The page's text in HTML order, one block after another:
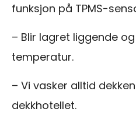
funksjon på TPMS-
– Blir lagret liggende
temperatur.
– Vi vasker alltid
dekkhotellet.